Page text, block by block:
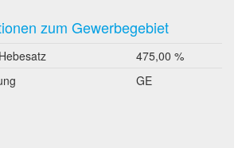
zum Gewerbegebiet
475,00 %
GE